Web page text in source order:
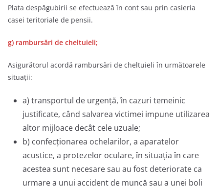
Plata despăgubirii se efectuează în cont sau prin casieria
casei teritoriale de pensii.
g) rambursări de cheltuieli;
Asigurătorul acordă rambursări de cheltuieli în următoarele
situaţii:
a) transportul de urgenţă, în cazuri temeinic
justificate, când salvarea victimei impune utilizarea
altor mijloace decât cele uzuale;
b) confecţionarea ochelarilor, a aparatelor
acustice, a protezelor oculare, în situaţia în care
acestea sunt necesare sau au fost deteriorate ca
urmare a unui accident de muncă sau a unei boli